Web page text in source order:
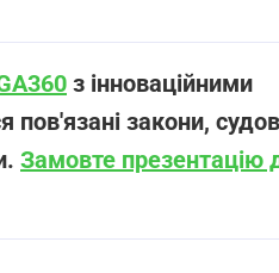
з інноваційними
закони,
Замовте презентацію